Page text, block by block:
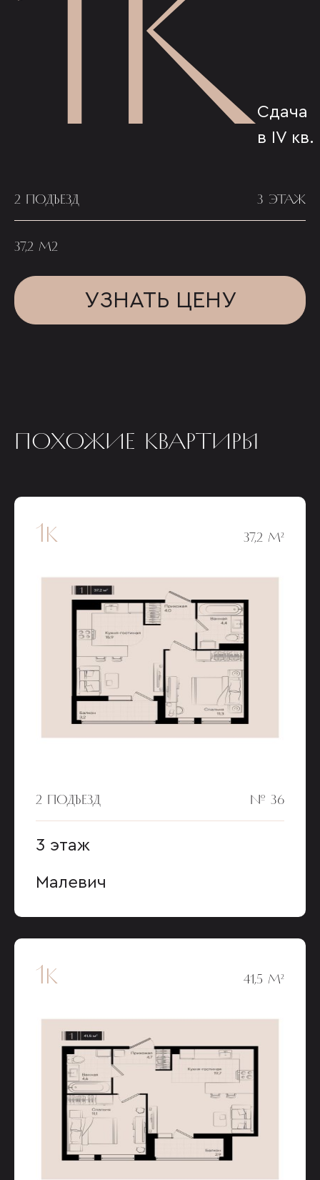
Сдача
в IV кв.
2 ПОДЪЕЗД 3 ЭТАЖ
37,2 М2
УЗНАТЬ ЦЕНУ
ПОХОЖИЕ КВАРТИРЫ
1к 37,2 М²
2 ПОДЪЕЗД № 36
3 этаж
Малевич
1к 41,5 М²